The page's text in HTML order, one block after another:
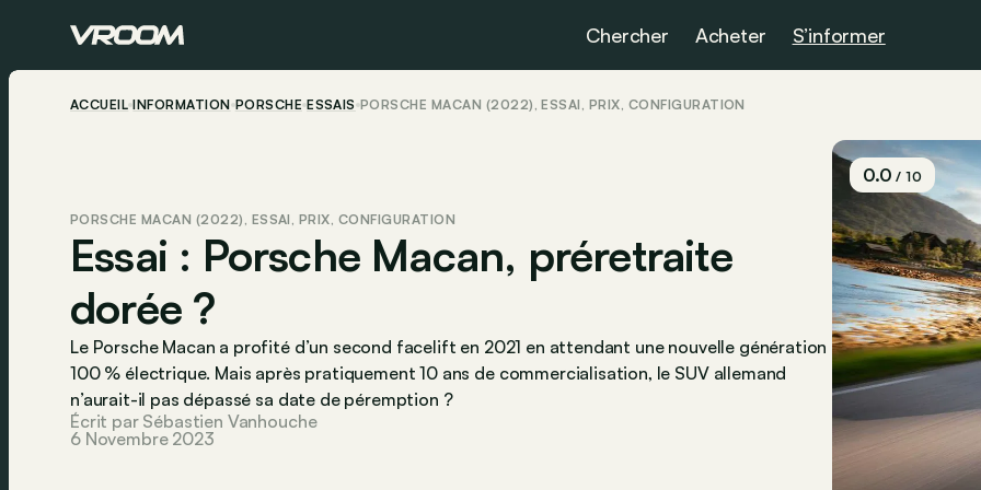
Chercher Acheter S’informer
ACCUEIL INFORMATION PORSCHE ESSAIS PORSCHE MACAN (2022), ESSAI, PRIX, CONFIGURATION
PORSCHE MACAN (2022), ESSAI, PRIX, CONFIGURATION
Essai : Porsche Macan, préretraite
dorée ?
Le Porsche Macan a profité d’un second facelift en 2021 en attendant une nouvelle génération
100 % électrique. Mais après pratiquement 10 ans de commercialisation, le SUV allemand
n’aurait-il pas dépassé sa date de péremption ?
Écrit par Sébastien Vanhouche
6 Novembre 2023
0.0/ 10